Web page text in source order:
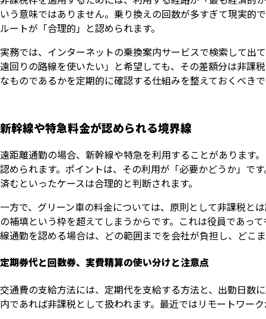
いう意味ではありません。乗り換えの回数が多すぎて現実的
ルートが「合理的」と認められます。
実務では、インターネットの乗換案内サービスで検索して出
遠回りの路線を使いたい」と希望しても、その差額分は非課
なものであるかを定期的に確認する仕組みを整えておくべき
新幹線や特急料金が認められる境界線
遠距離通勤の場合、新幹線や特急を利用することがあります
認められます。ポイントは、その利用が「必要かどうか」で
済むといったケースは合理的と判断されます。
一方で、グリーン車の料金については、原則として非課税と
の補填という枠を超えてしまうからです。これは役員であっ
線通勤を認める場合は、どの範囲までを会社が負担し、どこ
定期券代と回数券、実費精算の使い分けと注意点
交通費の支給方法には、定期代を支給する方法と、出勤日数
内であれば非課税として扱われます。最近ではリモートワー